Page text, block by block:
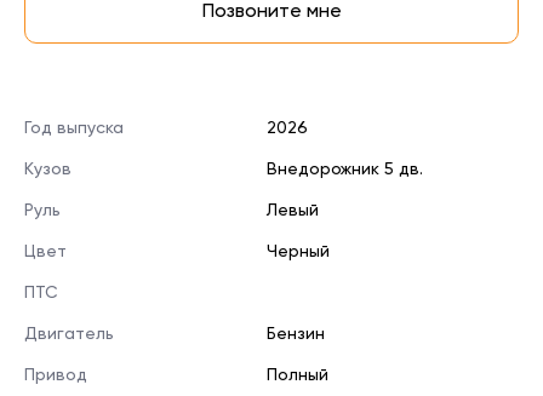
Год выпуска 2026
Кузов Внедорожник 5 дв.
Руль Левый
Цвет Черный
ПТС
Двигатель Бензин
Привод Полный
Позвоните мне